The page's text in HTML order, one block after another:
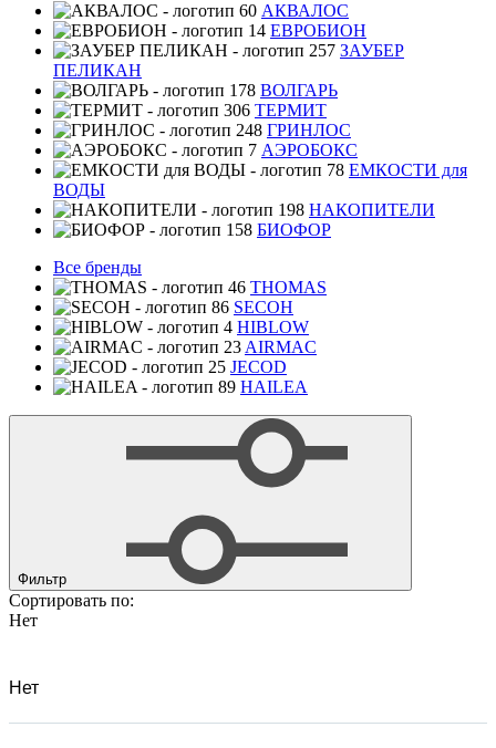
АКВАЛОС
ЕВРОБИОН
ЗАУБЕР
ПЕЛИКАН
ВОЛГАРЬ
ТЕРМИТ
ГРИНЛОС
АЭРОБОКС
ЕМКОСТИ для
ВОДЫ
НАКОПИТЕЛИ
БИОФОР
Все бренды
THOMAS
SECOH
HIBLOW
AIRMAC
JECOD
HAILEA
Фильтр
Сортировать по:
Нет
Нет